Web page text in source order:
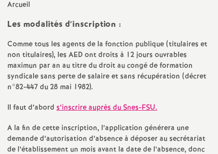
s
E
n
s
Arcueil
Les modalités d’inscription :
Comme tous les agents de la fonction publique (titulaires et
non titulaires), les AED ont droits à 12 jours ouvrables
maximun par an au titre du droit au congé de formation
syndicale sans perte de salaire et sans récupération (décret
n°82-447 du 28 mai 1982).
Il faut d’abord s’inscrire auprès du Snes-FSU.
A la fin de cette inscription, l’application générera une
demande d’autorisation d’absence à déposer au secrétariat
de l’établissement un mois avant la date de l’absence, donc